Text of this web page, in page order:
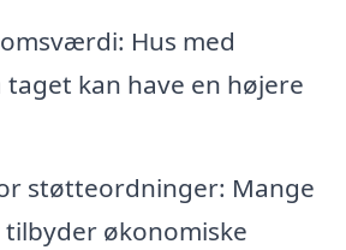
Hus med
taget kan have en højere
støtteordninger: Mange
økonomiske